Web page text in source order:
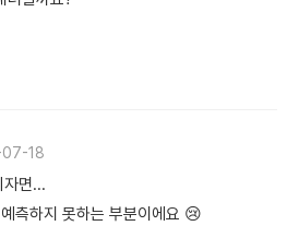
18
자면...
측하지 못하는 부분이에요 😢